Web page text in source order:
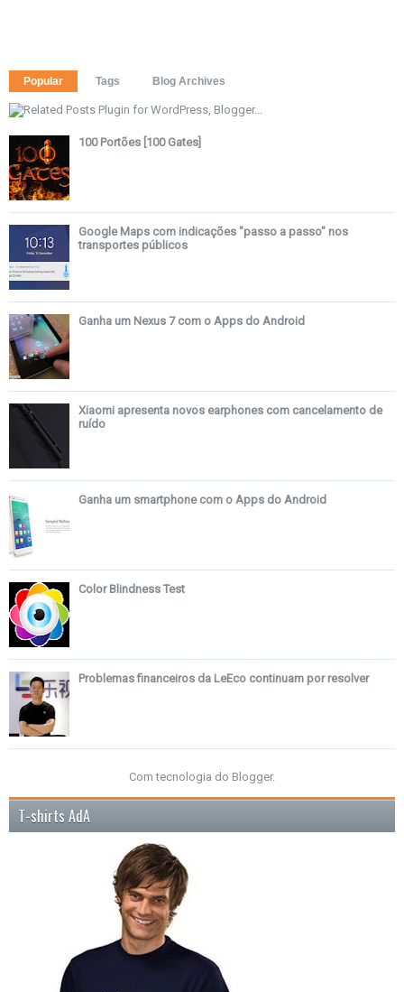
Popular Tags Blog Archives
100 Portões [100 Gates]
Google Maps com indicações "passo a passo" nos
transportes públicos
Ganha um Nexus 7 com o Apps do Android
Xiaomi apresenta novos earphones com cancelamento de
ruído
Ganha um smartphone com o Apps do Android
Color Blindness Test
Problemas financeiros da LeEco continuam por resolver
Com tecnologia do Blogger.
T-shirts AdA